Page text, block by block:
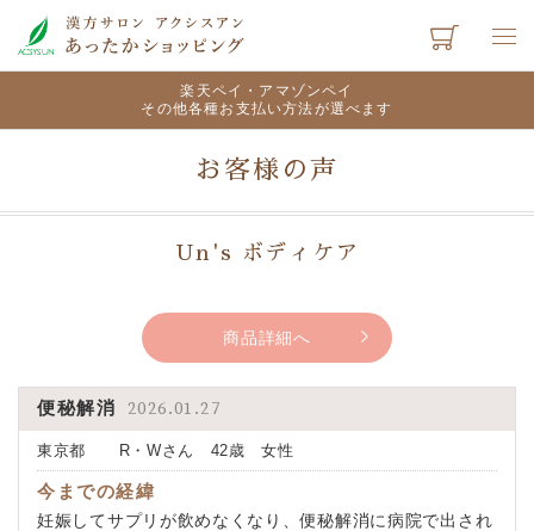
楽天ペイ・アマゾンペイ
その他各種お支払い方法が選べます
お客様の声
Un's ボディケア
商品詳細へ
便秘解消 2026.01.27
東京都 R・Wさん 42歳 女性
今までの経緯
妊娠してサプリが飲めなくなり、便秘解消に病院で出され